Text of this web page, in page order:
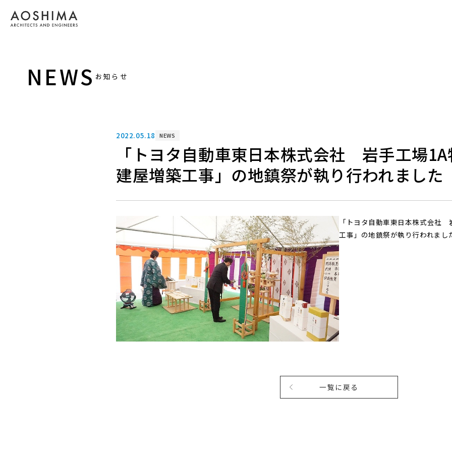
NEWS お知らせ
2022.05.18 NEWS
「トヨタ自動車東日本株式会社 岩手工場
建屋増築工事」の地鎮祭が執り行われました
「トヨタ自動車東日本株式会社
工事」の地鎮祭が執り行われまし
一覧に戻る